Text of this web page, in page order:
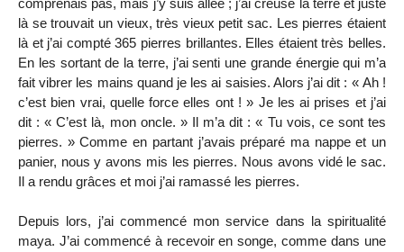
là se trouvait un vieux, très vieux petit sac. Les pierres étaient
là et j’ai compté 365 pierres brillantes. Elles étaient très belles.
En les sortant de la terre, j’ai senti une grande énergie qui m’a
fait vibrer les mains quand je les ai saisies. Alors j’ai dit : « Ah !
c’est bien vrai, quelle force elles ont ! » Je les ai prises et j’ai
dit : « C’est là, mon oncle. » Il m’a dit : « Tu vois, ce sont tes
pierres. » Comme en partant j’avais préparé ma nappe et un
panier, nous y avons mis les pierres. Nous avons vidé le sac.
Il a rendu grâces et moi j’ai ramassé les pierres.
Depuis lors, j’ai commencé mon service dans la spiritualité
maya. J’ai commencé à recevoir en songe, comme dans une